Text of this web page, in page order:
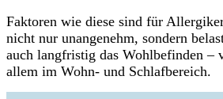
Faktoren wie diese sind für
nicht nur unangenehm, sondern
auch langfristig das Wohlbefinden –
allem im Wohn- und Schlafbereich.